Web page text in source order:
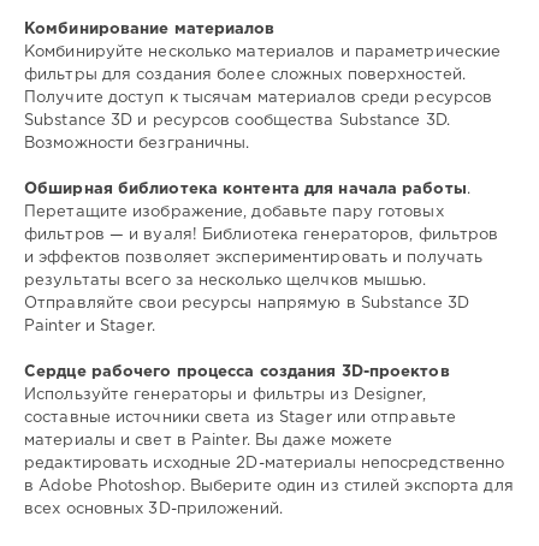
Комбинирование материалов
Комбинируйте несколько материалов и параметрические
фильтры для создания более сложных поверхностей.
Получите доступ к тысячам материалов среди ресурсов
Substance 3D и ресурсов сообщества Substance 3D.
Возможности безграничны.
Обширная библиотека контента для начала работы.
Перетащите изображение, добавьте пару готовых
фильтров — и вуаля! Библиотека генераторов, фильтров
и эффектов позволяет экспериментировать и получать
результаты всего за несколько щелчков мышью.
Отправляйте свои ресурсы напрямую в Substance 3D
Painter и Stager.
Сердце рабочего процесса создания 3D-проектов
Используйте генераторы и фильтры из Designer,
составные источники света из Stager или отправьте
материалы и свет в Painter. Вы даже можете
редактировать исходные 2D-материалы непосредственно
в Adobe Photoshop. Выберите один из стилей экспорта для
всех основных 3D-приложений.